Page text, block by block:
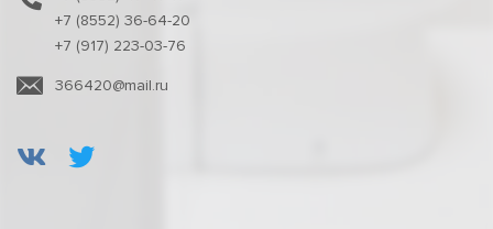
+7 (8552) 36-64-20
+7 (917) 223-03-76
366420@mail.ru